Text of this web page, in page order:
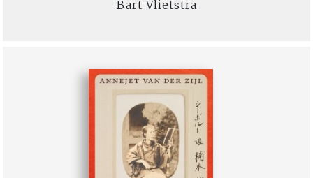
Bart Vlietstra